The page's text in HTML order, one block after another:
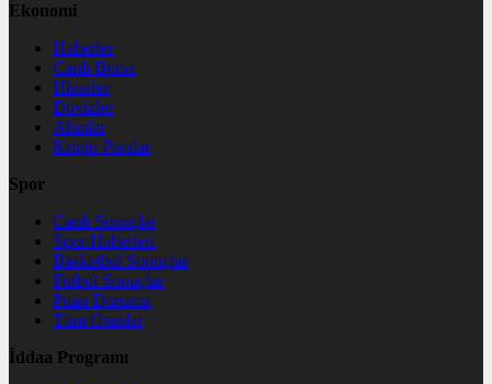
Ekonomi
Haberler
Canlı Borsa
Hisseler
Dövizler
Altınlar
Kripto Paralar
Spor
Canlı Sonuçlar
Spor Haberleri
Basketbol Sonuçlar
Futbol Sonuçlar
Puan Durumu
Tüm Oranlar
İddaa Programı